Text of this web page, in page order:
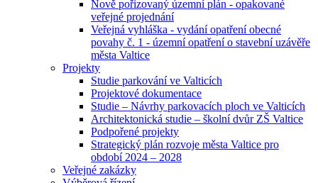
Nově pořizovaný územní plán - opakované
veřejné projednání
Veřejná vyhláška - vydání opatření obecné
povahy č. 1 - územní opatření o stavební uzávěře
města Valtice
Projekty
Studie parkování ve Valticích
Projektové dokumentace
Studie – Návrhy parkovacích ploch ve Valticích
Architektonická studie – školní dvůr ZŠ Valtice
Podpořené projekty
Strategický plán rozvoje města Valtice pro
období 2024 – 2028
Veřejné zakázky